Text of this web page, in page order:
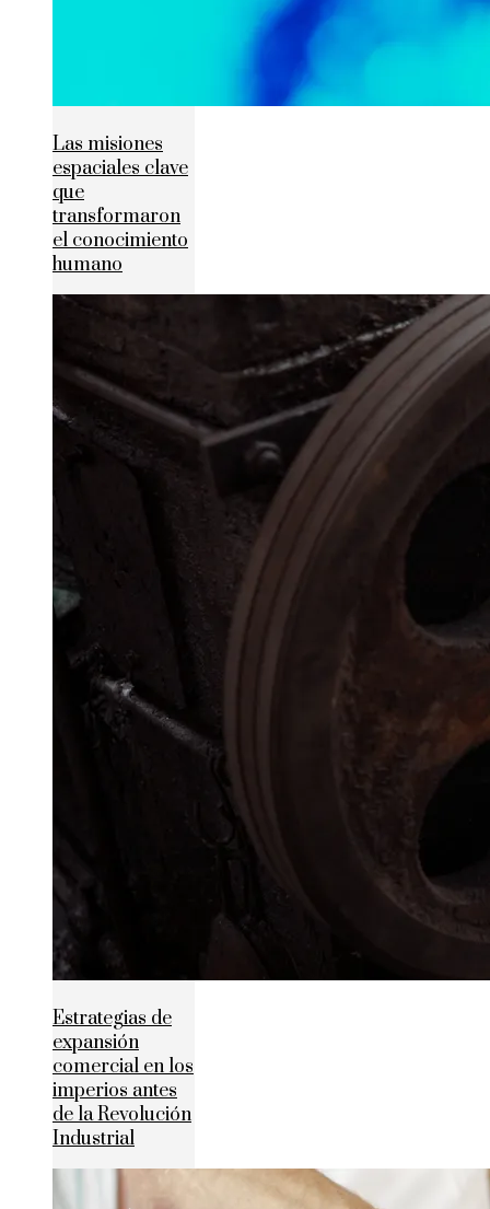
Las misiones
espaciales clave
que
transformaron
el conocimiento
humano
Estrategias de
expansión
comercial en los
imperios antes
de la Revolución
Industrial